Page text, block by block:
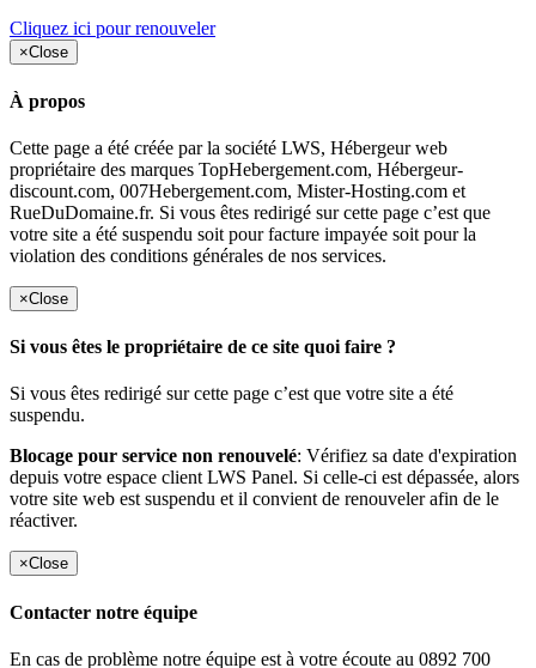
Cliquez ici pour renouveler
×Close
À propos
Cette page a été créée par la société LWS, Hébergeur web
propriétaire des marques TopHebergement.com, Hébergeur-
discount.com, 007Hebergement.com, Mister-Hosting.com et
RueDuDomaine.fr. Si vous êtes redirigé sur cette page c’est que
votre site a été suspendu soit pour facture impayée soit pour la
violation des conditions générales de nos services.
×Close
Si vous êtes le propriétaire de ce site quoi faire ?
Si vous êtes redirigé sur cette page c’est que votre site a été
suspendu.
Blocage pour service non renouvelé: Vérifiez sa date d'expiration
depuis votre espace client LWS Panel. Si celle-ci est dépassée, alors
votre site web est suspendu et il convient de renouveler afin de le
réactiver.
×Close
Contacter notre équipe
En cas de problème notre équipe est à votre écoute au 0892 700